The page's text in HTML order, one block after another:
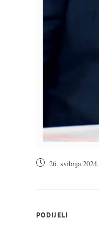
Objava26. svibnja 2024.
PODIJELI